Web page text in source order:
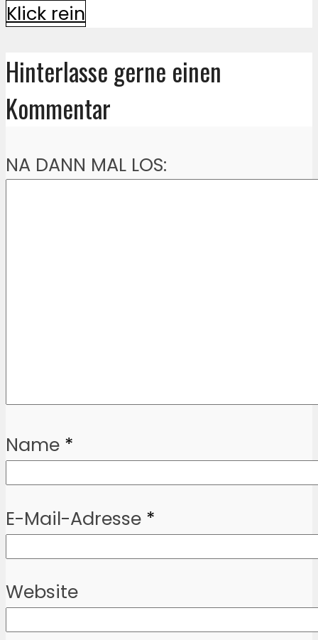
Klick rein
Hinterlasse gerne einen
Kommentar
NA DANN MAL LOS:
Name *
E-Mail-Adresse *
Website